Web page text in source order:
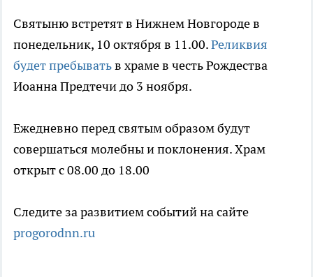
Святыню встретят в Нижнем Новгороде в
понедельник, 10 октября в 11.00.Реликвия
будет пребыватьв храме в честь Рождества
Иоанна Предтечи до 3 ноября.
Ежедневно перед святым образом будут
совершаться молебны и поклонения. Храм
открыт с 08.00 до 18.00
Следите за развитием событий на сайте
progorodnn.ru